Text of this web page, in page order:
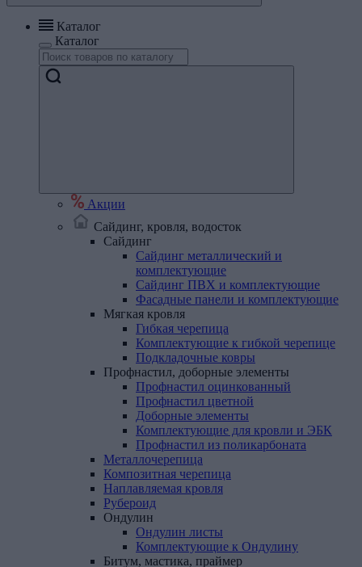
Каталог
Каталог
Акции
Сайдинг, кровля, водосток
Сайдинг
Сайдинг металлический и
комплектующие
Сайдинг ПВХ и комплектующие
Фасадные панели и комплектующие
Мягкая кровля
Гибкая черепица
Комплектующие к гибкой черепице
Подкладочные ковры
Профнастил, доборные элементы
Профнастил оцинкованный
Профнастил цветной
Доборные элементы
Комплектующие для кровли и ЭБК
Профнастил из поликарбоната
Металлочерепица
Композитная черепица
Наплавляемая кровля
Рубероид
Ондулин
Ондулин листы
Комплектующие к Ондулину
Битум, мастика, праймер